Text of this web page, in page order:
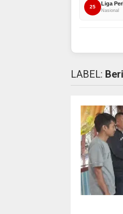
25
Liga
Nasional
LABEL: